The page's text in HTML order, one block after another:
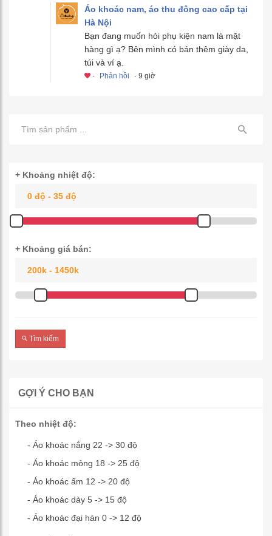
Áo khoác nam, áo thu đông cao cấp tại
Hà Nội
Bạn đang muốn hỏi phụ kiện nam là mặt
hàng gì ạ? Bên mình có bán thêm giày da,
túi và ví ạ.
· Phản hồi · 9 giờ
+ Khoảng nhiệt độ:
+ Khoảng giá bán:
Tìm kiếm
GỢI Ý CHO BẠN
Theo nhiệt độ:
- Áo khoác nắng 22 -> 30 độ
- Áo khoác mỏng 18 -> 25 độ
- Áo khoác ấm 12 -> 20 độ
- Áo khoác dày 5 -> 15 độ
- Áo khoác đại hàn 0 -> 12 độ